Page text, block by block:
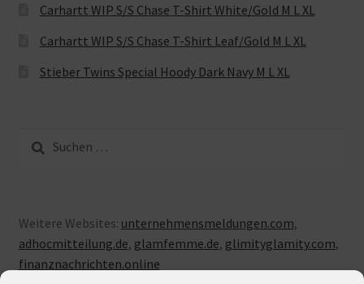
Carhartt WIP S/S Chase T-Shirt White/Gold M L XL
Carhartt WIP S/S Chase T-Shirt Leaf/Gold M L XL
Stieber Twins Special Hoody Dark Navy M L XL
Suche
nach:
Weitere Websites: unternehmensmeldungen.com,
adhocmitteilung.de, glamfemme.de, glimityglamity.com,
finanznachrichten.online